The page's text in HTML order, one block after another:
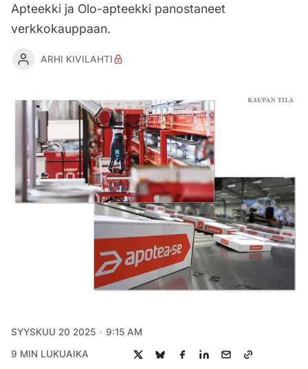
Apteekki ja Olo-apteekki panostaneet
verkkokauppaan.
ARHI KIVILAHTI
SYYSKUU 20 2025 9:15 AM
9 MIN LUKUAIKA